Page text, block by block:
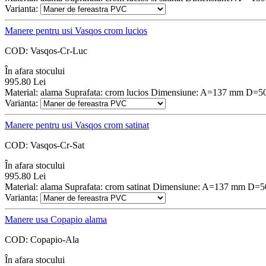
Varianta:
Manere pentru usi Vasqos crom lucios
COD: Vasqos-Cr-Luc
În afara stocului
995.80 Lei
Material: alama Suprafata: crom lucios Dimensiune: A=137 mm
Varianta:
Manere pentru usi Vasqos crom satinat
COD: Vasqos-Cr-Sat
În afara stocului
995.80 Lei
Material: alama Suprafata: crom satinat Dimensiune: A=137 mm
Varianta:
Manere usa Copapio alama
COD: Copapio-Ala
În afara stocului